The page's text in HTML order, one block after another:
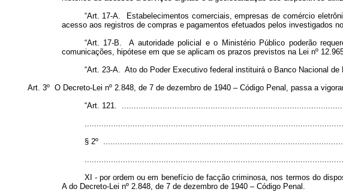
“Art. 17-A. Estabelecimentos comerciais, empresas de comércio
acesso aos registros de compras e pagamentos efetuados pelos investigados
“Art. 17-B. A autoridade policial e o Ministério Público poderão
comunicações, hipótese em que se aplicam os prazos previstos na Lei nº
“Art. 23-A. Ato do Poder Executivo federal instituirá o Banco Nacional de
Art. 3º O Decreto-Lei nº 2.848, de 7 de dezembro de 1940 – Código Penal, passa a
“Art. 121.
§ 2º
XI - por ordem ou em benefício de facção criminosa, nos termos do
A do Decreto-Lei nº 2.848, de 7 de dezembro de 1940 – Código Penal.